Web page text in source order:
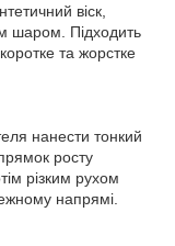
віск,
шаром. Підходить
та жорстке
нанести тонкий
росту
різким рухом
напрямі.